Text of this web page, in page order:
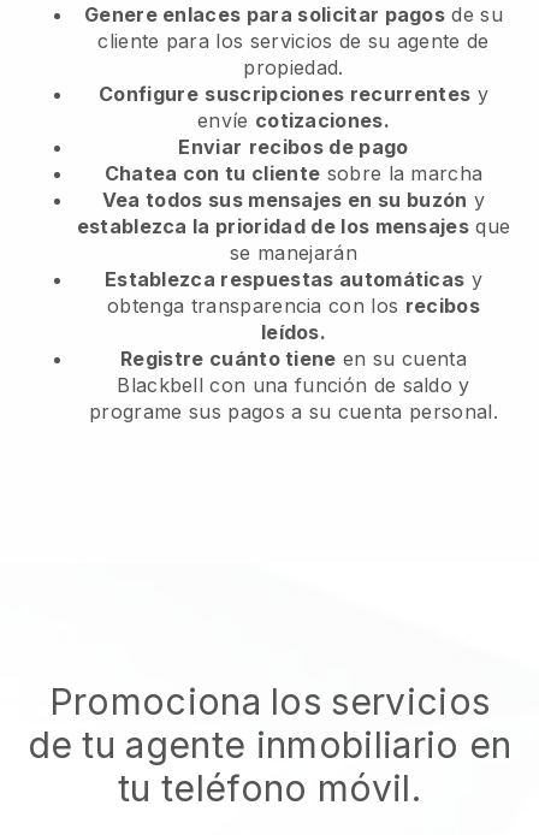
Genere enlaces para solicitar pagos de su
cliente para los servicios de su agente de
propiedad.
Configure suscripciones recurrentes y
envíe cotizaciones.
Enviar recibos de pago
Chatea con tu cliente sobre la marcha
Vea todos sus mensajes en su buzón y
establezca la prioridad de los mensajes que
se manejarán
Establezca respuestas automáticas y
obtenga transparencia con los recibos
leídos.
Registre cuánto tiene en su cuenta
Blackbell con una función de saldo y
programe sus pagos a su cuenta personal.
Promociona los servicios
de tu agente inmobiliario en
tu teléfono móvil.